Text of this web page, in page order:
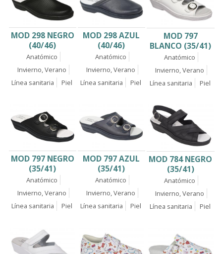
MOD 298 NEGRO
(40/46)
Anatómico
Invierno, Verano
Línea sanitaria
Piel
MOD 298 AZUL
(40/46)
Anatómico
Invierno, Verano
Línea sanitaria
Piel
MOD 797
BLANCO (35/41)
Anatómico
Invierno, Verano
Línea sanitaria
Piel
MOD 797 NEGRO
(35/41)
Anatómico
Invierno, Verano
Línea sanitaria
Piel
MOD 797 AZUL
(35/41)
Anatómico
Invierno, Verano
Línea sanitaria
Piel
MOD 784 NEGRO
(35/41)
Anatómico
Invierno, Verano
Línea sanitaria
Piel